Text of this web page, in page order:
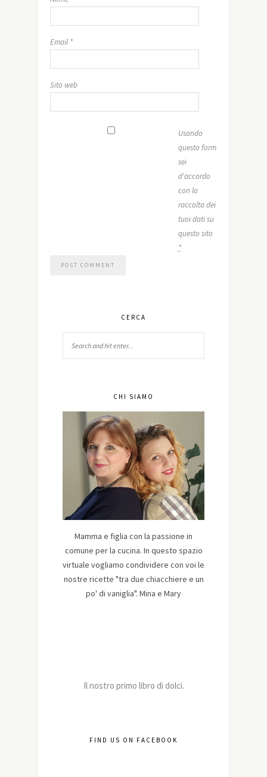
Email *
Sito web
Usando
questo form
sei
d'accordo
con la
raccolta dei
tuoi dati su
questo sito
*
CERCA
CHI SIAMO
Mamma e figlia con la passione in
comune per la cucina. In questo spazio
virtuale vogliamo condividere con voi le
nostre ricette "tra due chiacchiere e un
po' di vaniglia". Mina e Mary
Il nostro primo libro di dolci.
FIND US ON FACEBOOK